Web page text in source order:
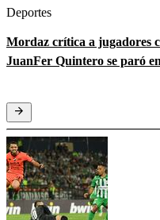
Deportes
Mordaz crítica a jugadores
JuanFer Quintero se paró